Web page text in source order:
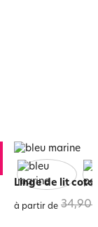
Linge de lit
à partir de 34,90